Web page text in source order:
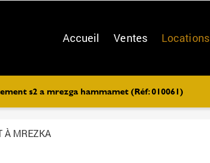
Accueil Ventes Locations
s2 a mrezga hammamet (Réf: 010061)
À MREZKA